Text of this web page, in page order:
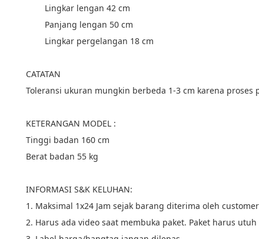
Lingkar lengan 42 cm
Panjang lengan 50 cm
Lingkar pergelangan 18 cm
CATATAN
Toleransi ukuran mungkin berbeda 1-3 cm karena proses
KETERANGAN MODEL :
Tinggi badan 160 cm
Berat badan 55 kg
INFORMASI S&K KELUHAN:
1. Maksimal 1x24 Jam sejak barang diterima oleh customer
2. Harus ada video saat membuka paket. Paket harus